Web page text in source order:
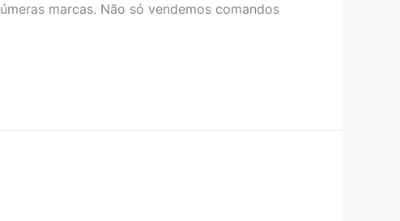
marcas. Não só vendemos comandos